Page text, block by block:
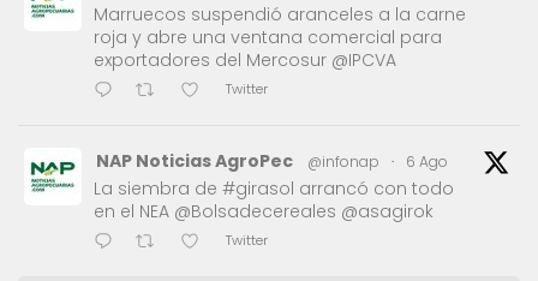
Marruecos suspendió aranceles a la carne
roja y abre una ventana comercial para
exportadores del Mercosur @IPCVA
Twitter
NAP Noticias AgroPec @infonap · 6 Ago
La siembra de #girasol arrancó con todo
en el NEA @Bolsadecereales @asagirok
Twitter